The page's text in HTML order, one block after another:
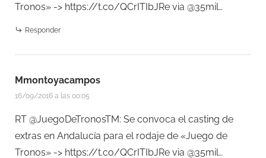
Tronos» -> https://t.co/QCrITIbJRe via @35mil…
Responder
Mmontoyacampos
16/09/2016 a las 00:05
RT @JuegoDeTronosTM: Se convoca el casting de
extras en Andalucía para el rodaje de «Juego de
Tronos» -> https://t.co/QCrITIbJRe via @35mil…